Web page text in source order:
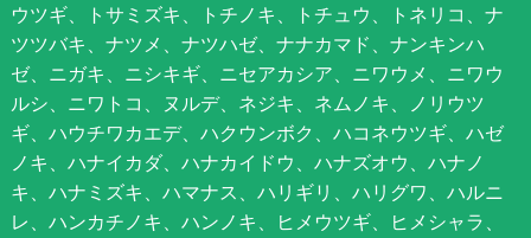
ウツギ、トサミズキ、トチノキ、トチュウ、トネリコ、ナ
ツツバキ、ナツメ、ナツハゼ、ナナカマド、ナンキンハ
ゼ、ニガキ、ニシキギ、ニセアカシア、ニワウメ、ニワウ
ルシ、ニワトコ、ヌルデ、ネジキ、ネムノキ、ノリウツ
ギ、ハウチワカエデ、ハクウンボク、ハコネウツギ、ハゼ
ノキ、ハナイカダ、ハナカイドウ、ハナズオウ、ハナノ
キ、ハナミズキ、ハマナス、ハリギリ、ハリグワ、ハルニ
レ、ハンカチノキ、ハンノキ、ヒメウツギ、ヒメシャラ、